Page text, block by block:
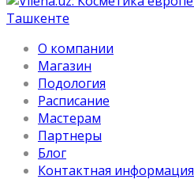
О компании
Магазин
Подология
Расписание
Мастерам
Партнеры
Блог
Контактная информация